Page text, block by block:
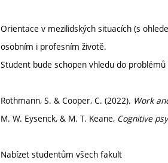
Orientace v mezilidských situacích (s
osobním i profesním životě.
Student bude schopen vhledu do
Rothmann, S. & Cooper, C. (2022). Work
M. W. Eysenck, & M. T. Keane, Cognitive
Nabízet studentům všech fakult